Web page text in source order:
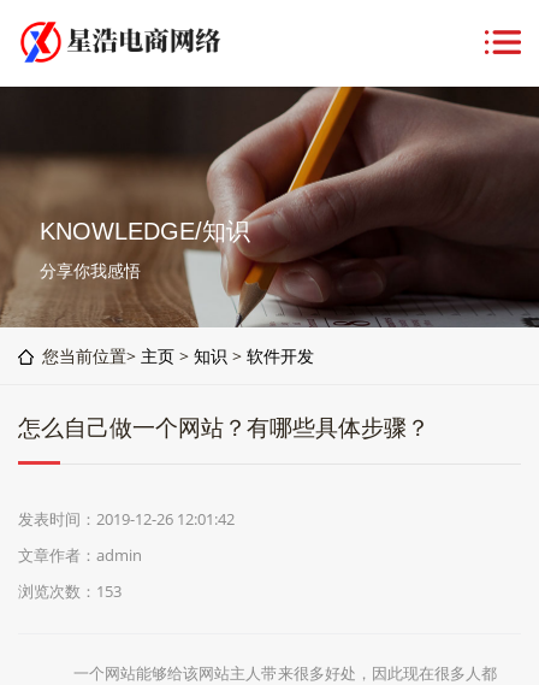
KNOWLEDGE/知识
分享你我感悟
您当前位置> 主页 > 知识 > 软件开发
怎么自己做一个网站？有哪些具体步骤？
发表时间：2019-12-26 12:01:42
文章作者：admin
浏览次数： 153
一个网站能够给该网站主人带来很多好处，因此现在很多人都